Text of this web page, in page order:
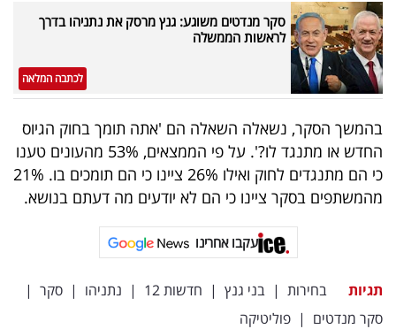
סקר מנדטים משוגע: גנץ מרסק את נתניהו בדרך
לראשות הממשלה
לכתבה המלאה
בהמשך הסקר, נשאלה השאלה הם 'אתה תומך בחוק הגיוס
החדש או מתנגד לו?'. על פי הממצאים, 53% מהעונים טענו
כי הם מתנגדים לחוק ואילו 26% ציינו כי הם תומכים בו. 21%
מהמשתפים בסקר ציינו כי הם לא יודעים מה דעתם בנושא.
עקבו אחרינו
תגיות בחירות | בני גנץ | חדשות 12 | נתניהו | סקר |
סקר מנדטים | פוליטיקה